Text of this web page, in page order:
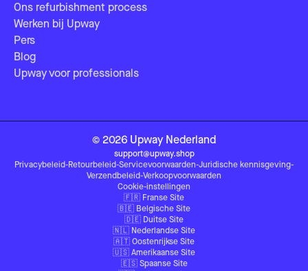
Ons refurbishment process
Werken bij Upway
Pers
Blog
Upway voor professionals
© 2026 Upway Nederland
support@upway.shop
Privacybeleid-Retourbeleid-Servicevoorwaarden-Juridische kennisgeving-
Verzendbeleid-Verkoopvoorwaarden
Cookie-instellingen
🇫🇷 Franse Site
🇧🇪 Belgische Site
🇩🇪 Duitse Site
🇳🇱 Nederlandse Site
🇦🇹 Oostenrijkse Site
🇺🇸 Amerikaanse Site
🇪🇸 Spaanse Site